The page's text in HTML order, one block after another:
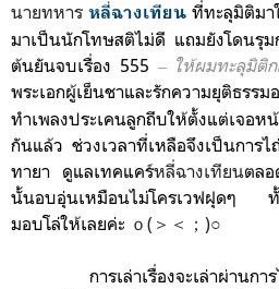
นายทหาร หลี่ฉางเทียน ที่ทะลุมิติม
มาเป็นนักโทษสติไม่ดี แถมยังโดนรุ
ต้นยันจบเรื่อง 555 ‒ ให้ผมทะลุมิติก
พระเอกผู้เย็นชาและรักความยุติธรรม
ทำเพลงประเคนลูกถีบให้ตั้งแต่เจอห
กันแล้ว ช่วงเวลาที่เหลือจึงเป็นการไ
ทายา ดูแลเทคแคร์หลี่ฉางเทียนตลอ
นั้นอบอุ่นเหมือนไม่โครเวฟฝุดๆ ทั้
มอบโล่ให้เลยค่ะ ｏ(＞＜；)○
การเล่าเรื่องจะเล่าผ่านการ